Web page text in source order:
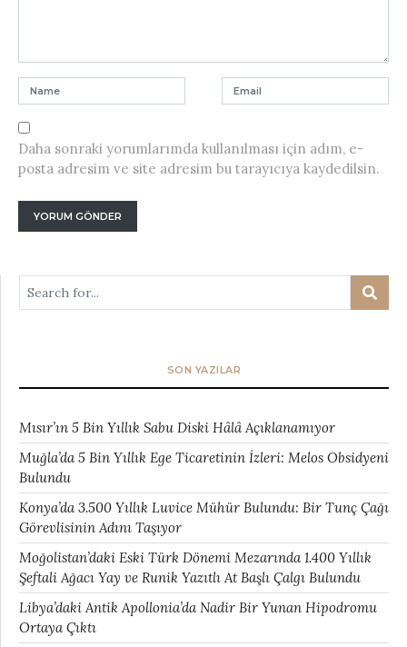
Daha sonraki yorumlarımda kullanılması için adım, e-
posta adresim ve site adresim bu tarayıcıya kaydedilsin.
SON YAZILAR
Mısır’ın 5 Bin Yıllık Sabu Diski Hâlâ Açıklanamıyor
Muğla’da 5 Bin Yıllık Ege Ticaretinin İzleri: Melos Obsidyeni
Bulundu
Konya’da 3.500 Yıllık Luvice Mühür Bulundu: Bir Tunç Çağı
Görevlisinin Adını Taşıyor
Moğolistan’daki Eski Türk Dönemi Mezarında 1.400 Yıllık
Şeftali Ağacı Yay ve Runik Yazıtlı At Başlı Çalgı Bulundu
Libya’daki Antik Apollonia’da Nadir Bir Yunan Hipodromu
Ortaya Çıktı